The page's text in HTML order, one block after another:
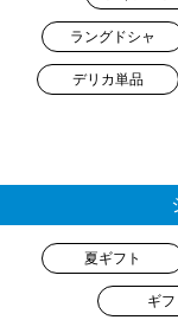
ラングドシャ
デリカ単品
夏ギフト
ギフ